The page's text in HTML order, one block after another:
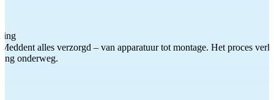
alles verzorgd – van apparatuur tot montage. Het proces
onderweg.